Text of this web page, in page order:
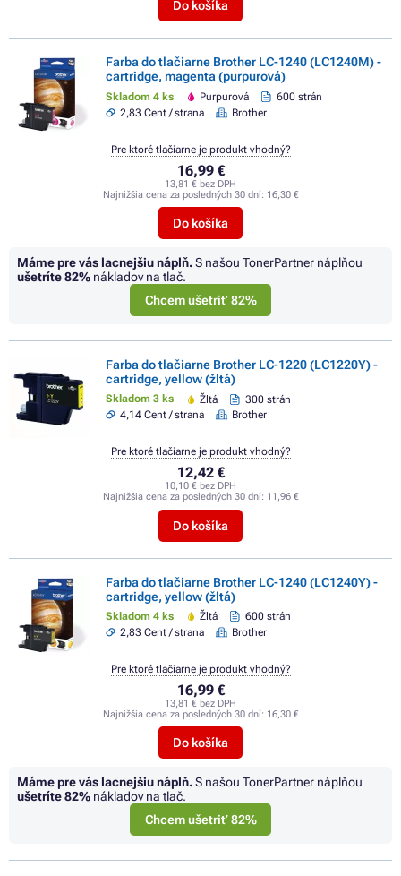
Do košíka
Farba do tlačiarne Brother LC-1240 (LC1240M) -
cartridge, magenta (purpurová)
Skladom 4 ks Purpurová
600 strán
2,83 Cent / strana
Brother
16,99 €
13,81 € bez DPH
Najnižšia cena za posledných 30 dní: 16,30 €
Do košíka
Pre ktoré tlačiarne je produkt vhodný?
Máme pre vás lacnejšiu náplň.S našou TonerPartner náplňou
ušetríte82% nákladov na tlač.
Chcem ušetriť 82%
Farba do tlačiarne Brother LC-1220 (LC1220Y) -
cartridge, yellow (žltá)
Skladom 3 ks Žltá
300 strán
4,14 Cent / strana
Brother
12,42 €
10,10 € bez DPH
Najnižšia cena za posledných 30 dní: 11,96 €
Do košíka
Pre ktoré tlačiarne je produkt vhodný?
Farba do tlačiarne Brother LC-1240 (LC1240Y) -
cartridge, yellow (žltá)
Skladom 4 ks Žltá
600 strán
2,83 Cent / strana
Brother
16,99 €
13,81 € bez DPH
Najnižšia cena za posledných 30 dní: 16,30 €
Do košíka
Pre ktoré tlačiarne je produkt vhodný?
Máme pre vás lacnejšiu náplň.S našou TonerPartner náplňou
ušetríte82% nákladov na tlač.
Chcem ušetriť 82%